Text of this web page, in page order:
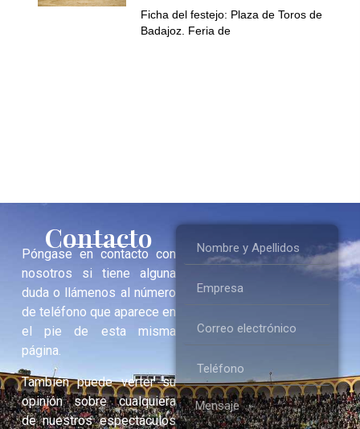
Ficha del festejo: Plaza de Toros de
Badajoz. Feria de
Contacto
Póngase en contacto con
nosotros si tiene alguna
duda o llámenos al número
de teléfono que aparece en
el pie de esta misma
página.
También puede verter su
opinión sobre cualquiera
de nuestros espectáculos